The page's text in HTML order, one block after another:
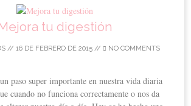
tu digestión
// 16 DE FEBRERO DE 2015 // NO COMMENTS
paso super importante en nuestra vida diaria
cuando no funciona correctamente o nos da